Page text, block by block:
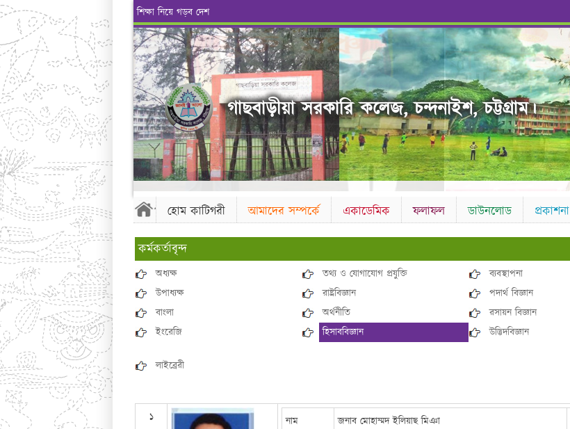
শিক্ষা নিয়ে গড়ব দেশ
গাছবাড়ীয়া সরকারি কলেজ, চন্দনাইশ, চট্টগ্রাম।
হোম কাটিগরী আমাদের সম্পর্কে একাডেমিক ফলাফল ডাউনলোড প্রকাশনা
কর্মকর্তাবৃন্দ
অধ্যক্ষ
উপাধ্যক্ষ
বাংলা
ইংরেজি
তথ্য ও যোগাযোগ প্রযুক্তি
রাষ্ট্রবিজ্ঞান
অর্থনীতি
হিসাববিজ্ঞান
ব্যবস্থাপনা
পদার্থ বিজ্ঞান
রসায়ন বিজ্ঞান
উদ্ভিদবিজ্ঞান
লাইব্রেরী
১ নাম জনাব মোহাম্মদ ইলিয়াছ মিঞা